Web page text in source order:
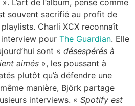
souvent sacrifié au profit de
Charli XCX reconnaît
pour The Guardian. Elle
sont « désespérés à
aimés », les poussant à
plutôt qu’à défendre une
manière, Björk partage
interviews. « Spotify est